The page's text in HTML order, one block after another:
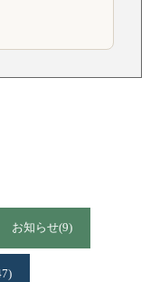
お知らせ(9)